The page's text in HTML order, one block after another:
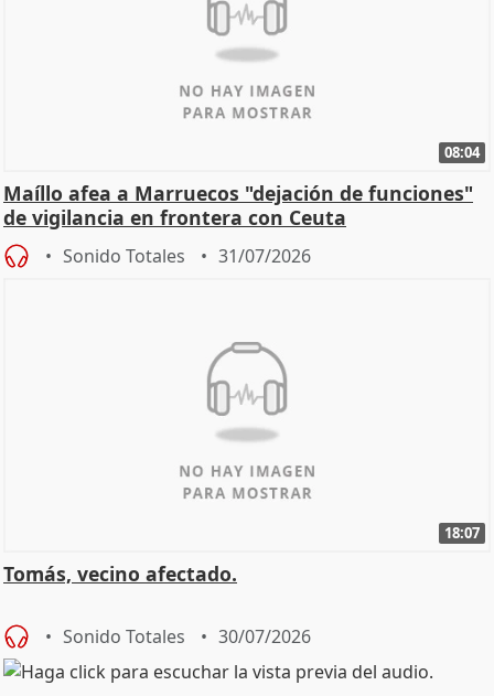
08:04
Maíllo afea a Marruecos "dejación de funciones"
de vigilancia en frontera con Ceuta
Sonido Totales 31/07/2026
18:07
Tomás, vecino afectado.
Sonido Totales 30/07/2026